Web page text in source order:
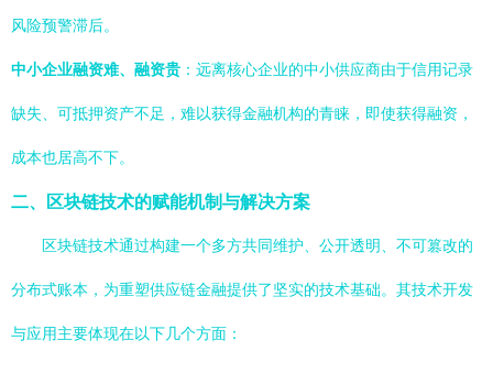
风险预警滞后。
中小企业融资难、融资贵 ：远离核心企业的中小供应商由于信用记录
缺失、可抵押资产不足，难以获得金融机构的青睐，即使获得融资，
成本也居高不下。
二、区块链技术的赋能机制与解决方案
区块链技术通过构建一个多方共同维护、公开透明、不可篡改的
分布式账本，为重塑供应链金融提供了坚实的技术基础。其技术开发
与应用主要体现在以下几个方面：